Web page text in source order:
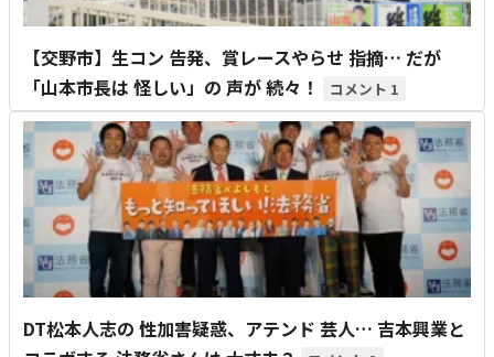
【交野市】生コン 告発、賞レースやらせ 指摘… だが
「山本市長は 怪しい」の 声が 続々！
1
DT松本人志の 性加害疑惑、アテンド 芸人… 吉本興業と